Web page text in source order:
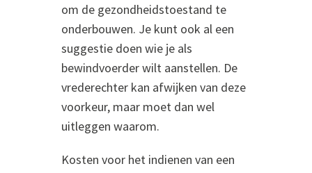
om de gezondheidstoestand te
onderbouwen. Je kunt ook al een
suggestie doen wie je als
bewindvoerder wilt aanstellen. De
vrederechter kan afwijken van deze
voorkeur, maar moet dan wel
uitleggen waarom.
Kosten voor het indienen van een